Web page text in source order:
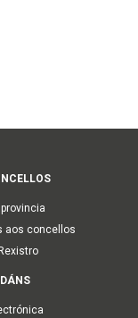
provincia
aos concellos